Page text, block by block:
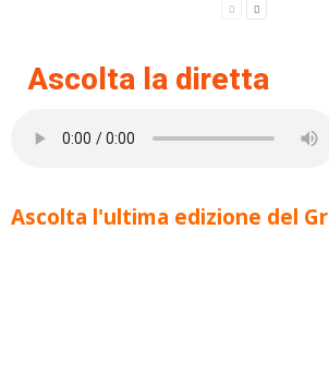
Ascolta la diretta
Ascolta l'ultima edizione del Gr